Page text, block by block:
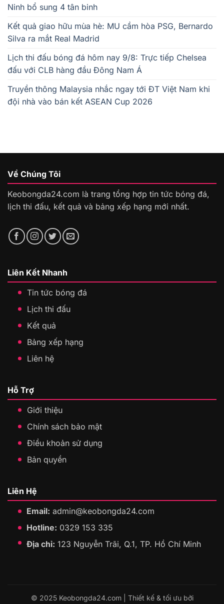
Ninh bổ sung 4 tân binh
Kết quả giao hữu mùa hè: MU cầm hòa PSG, Bernardo
Silva ra mắt Real Madrid
Lịch thi đấu bóng đá hôm nay 9/8: Trực tiếp Chelsea
đấu với CLB hàng đầu Đông Nam Á
Truyền thông Malaysia nhắc ngay tới ĐT Việt Nam khi
đội nhà vào bán kết ASEAN Cup 2026
Về Chúng Tôi
Keobongda24.com là trang tổng hợp tin tức bóng đá,
lịch thi đấu, kết quả và bảng xếp hạng mới nhất.
Liên Kết Nhanh
Tin tức bóng đá
Lịch thi đấu
Kết quả
Bảng xếp hạng
Liên hệ
Hỗ Trợ
Giới thiệu
Chính sách bảo mật
Điều khoản sử dụng
Bản quyền
Liên Hệ
Email: admin@keobongda24.com
Hotline: 0329 153 335
Địa chỉ: 123 Nguyễn Trãi, Q.1, TP. Hồ Chí Minh
© 2025 Keobongda24.com | Thiết kế & tối ưu bởi